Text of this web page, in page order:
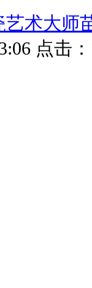
术大师
点击：